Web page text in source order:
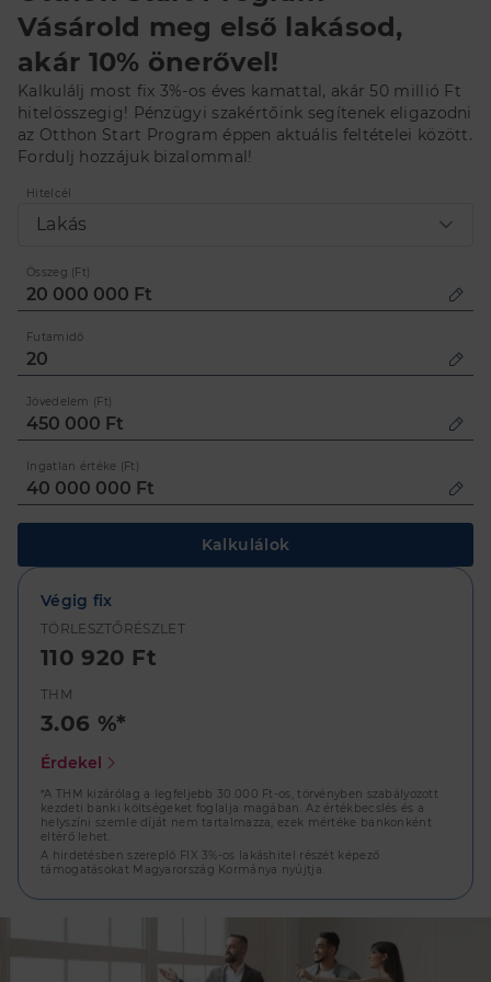
Vásárold meg első lakásod,
akár 10% önerővel!
Kalkulálj most fix 3%-os éves kamattal, akár 50 millió Ft
hitelösszegig! Pénzügyi szakértőink segítenek eligazodni
az Otthon Start Program éppen aktuális feltételei között.
Fordulj hozzájuk bizalommal!
Hitelcél
Lakás
Összeg (Ft)
Futamidő
Jövedelem (Ft)
Ingatlan értéke (Ft)
Kalkulálok
Végig fix
TÖRLESZTŐRÉSZLET
110 920 Ft
THM
3.06 %*
Érdekel
*A THM kizárólag a legfeljebb 30.000 Ft-os, törvényben szabályozott
kezdeti banki költségeket foglalja magában. Az értékbecslés és a
helyszíni szemle díját nem tartalmazza, ezek mértéke bankonként
eltérő lehet.
A hirdetésben szereplő FIX 3%-os lakáshitel részét képező
támogatásokat Magyarország Kormánya nyújtja.